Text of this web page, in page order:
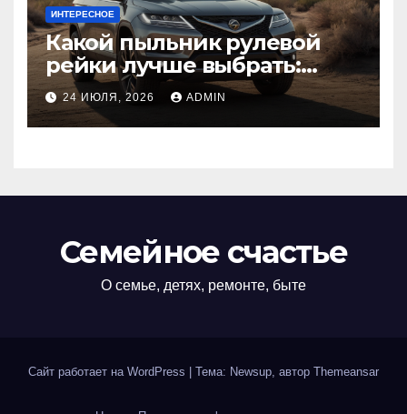
ИНТЕРЕСНОЕ
Какой пыльник рулевой
рейки лучше выбрать:
оригинальный или аналог,
резина или полиуретан
24 ИЮЛЯ, 2026 ADMIN
Семейное счастье
О семье, детях, ремонте, быте
Сайт работает на WordPress Тема: Newsup, автор Themeansar